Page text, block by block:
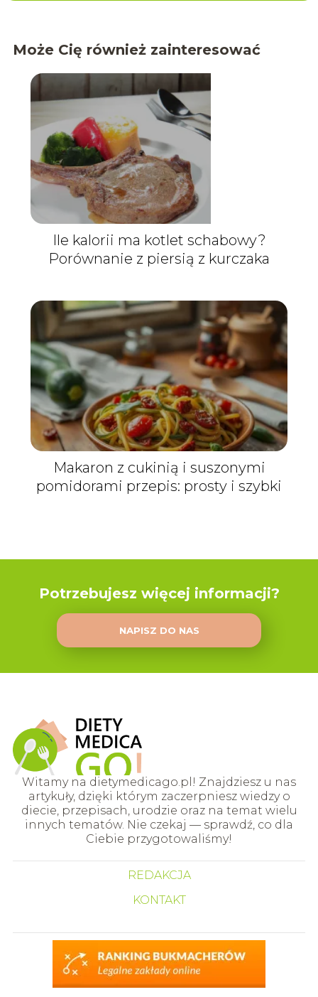
Może Cię również zainteresować
Ile kalorii ma kotlet schabowy?
Porównanie z piersią z kurczaka
Makaron z cukinią i suszonymi
pomidorami przepis: prosty i szybki
Potrzebujesz więcej informacji?
NAPISZ DO NAS
Witamy na dietymedicago.pl! Znajdziesz u nas
artykuły, dzięki którym zaczerpniesz wiedzy o
diecie, przepisach, urodzie oraz na temat wielu
innych tematów. Nie czekaj — sprawdź, co dla
Ciebie przygotowaliśmy!
REDAKCJA
KONTAKT